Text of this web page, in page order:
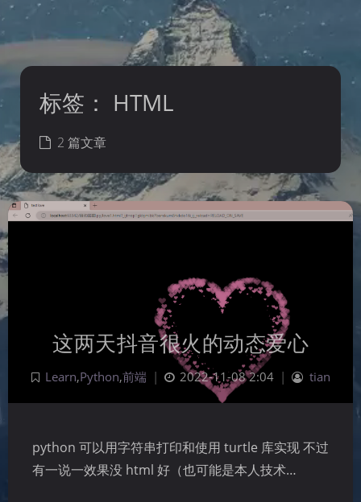
标签： HTML
2 篇文章
这两天抖音很火的动态爱心
Learn,Python,前端 | 2022-11-08 2:04 | tian
python 可以用字符串打印和使用 turtle 库实现 不过
有一说一效果没 html 好（也可能是本人技术…